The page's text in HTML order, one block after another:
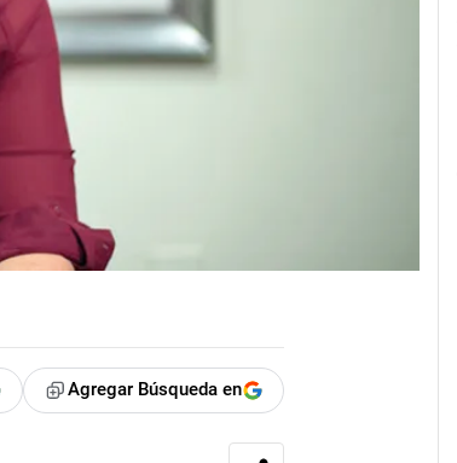
Agregar Búsqueda en